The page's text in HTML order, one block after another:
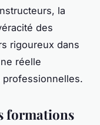
la
des
rigoureux dans
réelle
formations